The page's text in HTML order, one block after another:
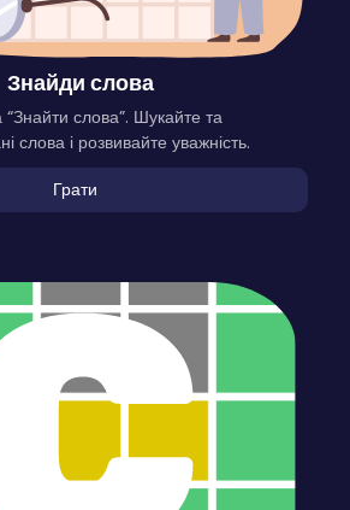
Знайди слова
“Знайти слова”. Шукайте та
слова і розвивайте уважність.
Грати